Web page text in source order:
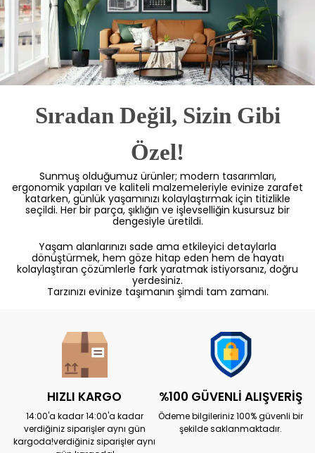
Sıradan Değil, Sizin Gibi
Özel!
Sunmuş olduğumuz ürünler; modern tasarımları,
ergonomik yapıları ve kaliteli malzemeleriyle evinize zarafet
katarken, günlük yaşamınızı kolaylaştırmak için titizlikle
seçildi. Her bir parça, şıklığın ve işlevselliğin kusursuz bir
dengesiyle üretildi.
Yaşam alanlarınızı sade ama etkileyici detaylarla
dönüştürmek, hem göze hitap eden hem de hayatı
kolaylaştıran çözümlerle fark yaratmak istiyorsanız, doğru
yerdesiniz.
Tarzınızı evinize taşımanın şimdi tam zamanı.
HIZLI KARGO
14:00'a kadar 14:00'a kadar
verdiğiniz siparişler aynı gün
kargoda!verdiğiniz siparişler aynı
%100 GÜVENLİ ALIŞVERİŞ
Ödeme bilgileriniz 100% güvenli bir
şekilde saklanmaktadır.